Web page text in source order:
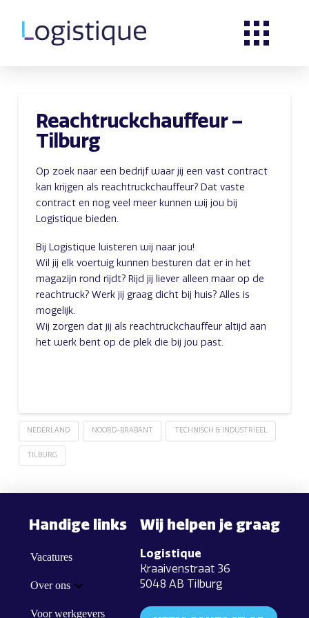
Reachtruckchauffeur –
Tilburg
Op zoek naar een bedrijf waar jij een vast contract
kan krijgen als reachtruckchauffeur? Dat vaste
contract en nog veel meer kunnen wij jou bij
Logistique bieden.
Bij Logistique luisteren wij naar jou!
Wil jij elk voertuig kunnen besturen dat er in het
magazijn rond rijdt? Rijd jij liever alleen maar op de
reachtruck? Werk jij graag dicht bij huis? Alles is
mogelijk.
Wij zorgen dat jij als reachtruckchauffeur altijd aan
het werk bent op de plek die bij jou past.
NEDERLAND NOORD-BRABANT TECHNISCH & INDUSTRIEEL
TILBURG
Handige links
Vacatures
Over ons
Voor werkgevers
Wij helpen je graag
Logistique
Kraaivenstraat 36
5048 AB Tilburg